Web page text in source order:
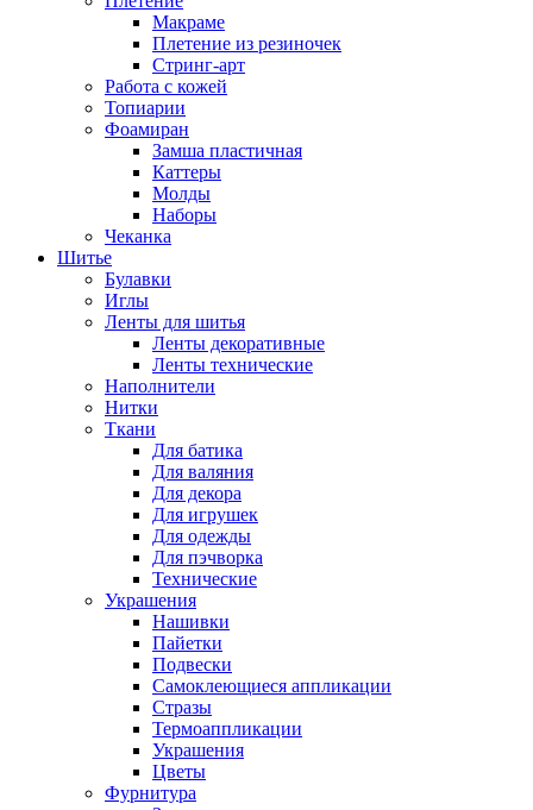
Макраме
Плетение из резиночек
Стринг-арт
Работа с кожей
Топиарии
Фоамиран
Замша пластичная
Каттеры
Молды
Наборы
Чеканка
Шитье
Булавки
Иглы
Ленты для шитья
Ленты декоративные
Ленты технические
Наполнители
Нитки
Ткани
Для батика
Для валяния
Для декора
Для игрушек
Для одежды
Для пэчворка
Технические
Украшения
Нашивки
Пайетки
Подвески
Самоклеющиеся аппликации
Стразы
Термоаппликации
Украшения
Цветы
Фурнитура